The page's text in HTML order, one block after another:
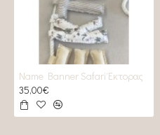
Name Banner Safari Έκτορας
35,00€